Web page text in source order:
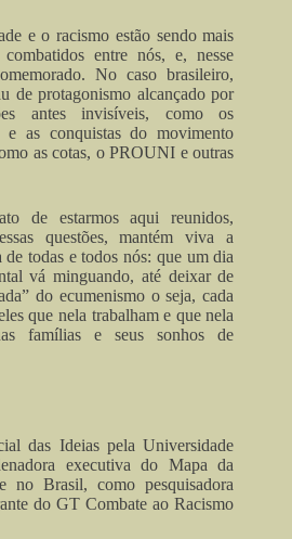
e o racismo estão sendo mais
entre nós, e, nesse
No caso brasileiro,
de protagonismo alcançado por
antes invisíveis, como os
as conquistas do movimento
as cotas, o PROUNI e outras
de estarmos aqui reunidos,
questões, mantém viva a
todas e todos nós: que um dia
vá minguando, até deixar de
do ecumenismo o seja, cada
que nela trabalham e que nela
famílias e seus sonhos de
das Ideias pela Universidade
executiva do Mapa da
no Brasil, como pesquisadora
do GT Combate ao Racismo